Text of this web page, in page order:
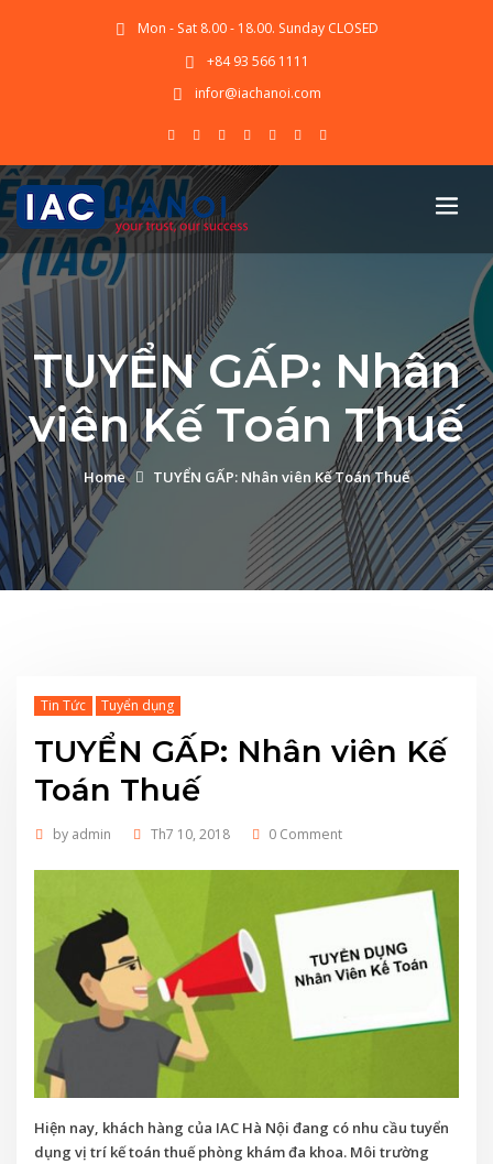
Mon - Sat 8.00 - 18.00. Sunday CLOSED
+84 93 566 1111
infor@iachanoi.com
TUYỂN GẤP: Nhân
viên Kế Toán Thuế
Home TUYỂN GẤP: Nhân viên Kế Toán Thuế
Tin Tức Tuyển dụng
TUYỂN GẤP: Nhân viên Kế
Toán Thuế
by admin Th7 10, 2018 0 Comment
Hiện nay, khách hàng của IAC Hà Nội đang có nhu cầu tuyển
dụng vị trí kế toán thuế phòng khám đa khoa. Môi trường